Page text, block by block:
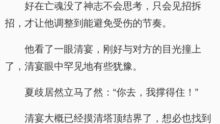
好在亡魂没了神志不会思考，只会见招拆
招，才让他调整到能避免受伤的节奏。
他看了一眼清宴，刚好与对方的目光撞上
了，清宴眼中罕见地有些犹豫。
夏歧居然立马了然：“你去，我撑得住！”
清宴大概已经摸清塔顶结界了，想必也找到